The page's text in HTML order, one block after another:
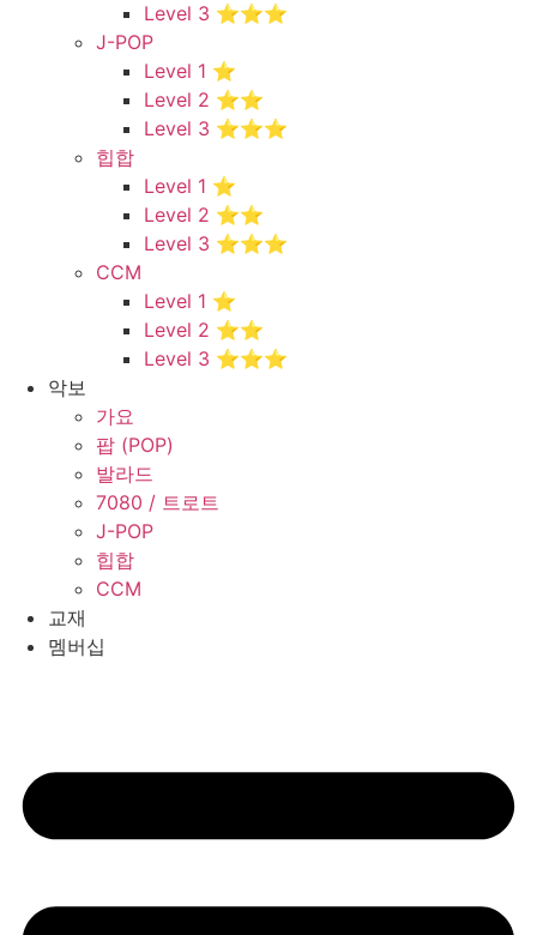
Level 3 ⭐⭐⭐
J-POP
Level 1 ⭐
Level 2 ⭐⭐
Level 3 ⭐⭐⭐
힙합
Level 1 ⭐
Level 2 ⭐⭐
Level 3 ⭐⭐⭐
CCM
Level 1 ⭐
Level 2 ⭐⭐
Level 3 ⭐⭐⭐
악보
가요
팝 (POP)
발라드
7080 / 트로트
J-POP
힙합
CCM
교재
멤버십